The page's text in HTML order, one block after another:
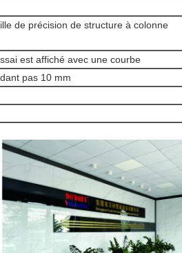
de précision de structure à colonne
est affiché avec une courbe
pas 10 mm